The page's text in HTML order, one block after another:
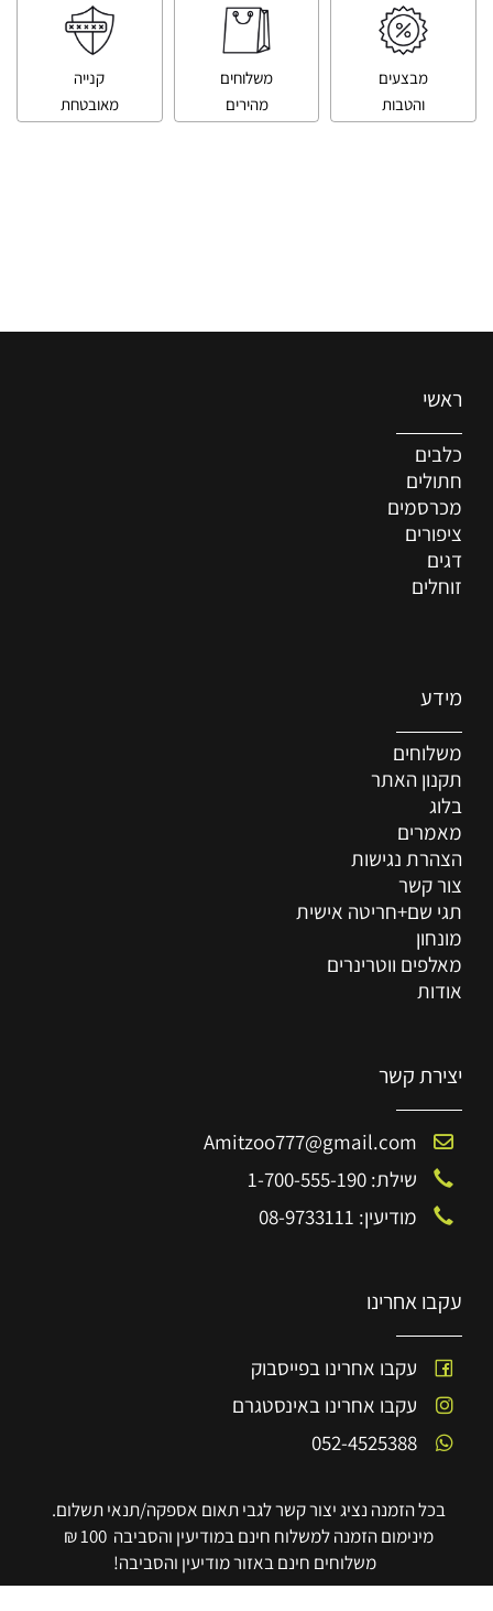
מבצעים
והטבות
משלוחים
מהירים
קנייה
מאובטחת
ראשי
כלבים
חתולים
מכרסמים
ציפורים
דגים
זוחלים
מידע
משלוחים
תקנון האתר
בלוג
מאמרים
הצהרת נגישות
צור קשר
תגי שם+חריטה אישית
מונחון
מאלפים ווטרינרים
אודות
יצירת קשר
Amitzoo777@gmail.com
שילת: 1-700-555-190
מודיעין: 08-9733111
עקבו אחרינו
עקבו אחרינו בפייסבוק
עקבו אחרינו באינסטגרם
052-4525388
בכל הזמנה נציג יצור קשר לגבי תאום אספקה/תנאי תשלום.
מינימום הזמנה למשלוח חינם במודיעין והסביבה 100 ₪
משלוחים חינם באזור מודיעין והסביבה!